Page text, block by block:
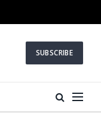
SUBSCRIBE